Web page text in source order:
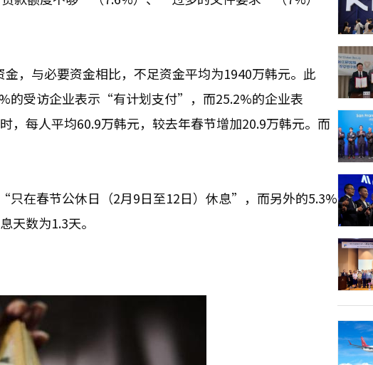
，与必要资金相比，不足资金平均为1940万韩元。此
的受访企业表示“有计划支付”，而25.2%的企业表
每人平均60.9万韩元，较去年春节增加20.9万韩元。而
在春节公休日（2月9日至12日）休息”，而另外的5.3%
天数为1.3天。